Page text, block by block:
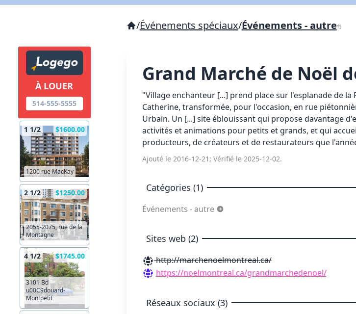
À LOUER
514-555-5555
1 1/2 $1600.00
1200 rue MacKay
2 1/2 $1250.00
2055-2075, rue de la
Montagne
4 1/2 $1745.00
3101 Bd
u00C9douard-
Montpetit
/Événements spéciaux/Événements - autre
Grand Marché de Noël
"Village enchanteur [...] prend place sur l'esplanade de la
Catherine, transformée, pour l'occasion, en rue
Urbain. Un [...] site éblouissant qui propose davantage
activités et animations pour petits et grands, et qui
producteurs, de créateurs et de restaurateurs que
Ajouté le 2016-12-21; Vérifié le 2025-12-02.
Catégories (1)
Événements - autre
Sites web (2)
http://marchenoelmontreal.ca/
https://noelmontreal.ca/grandmarchedenoel/
Réseaux sociaux (3)